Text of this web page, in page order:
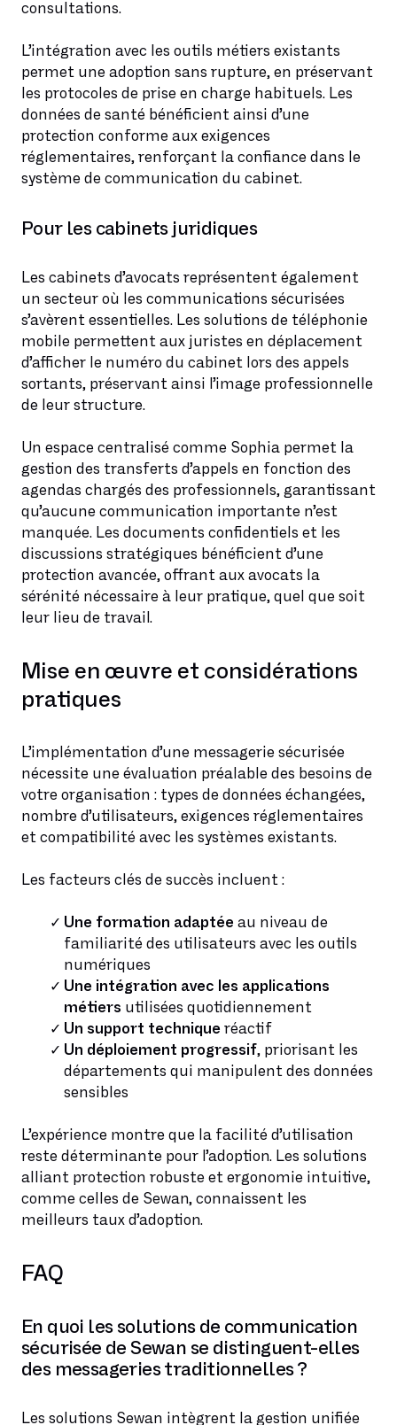
consultations.
L’intégration avec les outils métiers existants
permet une adoption sans rupture, en préservant
les protocoles de prise en charge habituels. Les
données de santé bénéficient ainsi d’une
protection conforme aux exigences
réglementaires, renforçant la confiance dans le
système de communication du cabinet.
Pour les cabinets juridiques
Les cabinets d’avocats représentent également
un secteur où les communications sécurisées
s’avèrent essentielles. Les solutions de téléphonie
mobile permettent aux juristes en déplacement
d’afficher le numéro du cabinet lors des appels
sortants, préservant ainsi l’image professionnelle
de leur structure.
Un espace centralisé comme Sophia permet la
gestion des transferts d’appels en fonction des
agendas chargés des professionnels, garantissant
qu’aucune communication importante n’est
manquée. Les documents confidentiels et les
discussions stratégiques bénéficient d’une
protection avancée, offrant aux avocats la
sérénité nécessaire à leur pratique, quel que soit
leur lieu de travail.
Mise en œuvre et considérations
pratiques
L’implémentation d’une messagerie sécurisée
nécessite une évaluation préalable des besoins de
votre organisation : types de données échangées,
nombre d’utilisateurs, exigences réglementaires
et compatibilité avec les systèmes existants.
Les facteurs clés de succès incluent :
Une formation adaptée au niveau de
familiarité des utilisateurs avec les outils
numériques
Une intégration avec les applications
métiers utilisées quotidiennement
Un support technique réactif
Un déploiement progressif, priorisant les
départements qui manipulent des données
sensibles
L’expérience montre que la facilité d’utilisation
reste déterminante pour l’adoption. Les solutions
alliant protection robuste et ergonomie intuitive,
comme celles de Sewan, connaissent les
meilleurs taux d’adoption.
FAQ
En quoi les solutions de communication
sécurisée de Sewan se distinguent-elles
des messageries traditionnelles ?
Les solutions Sewan intègrent la gestion unifiée